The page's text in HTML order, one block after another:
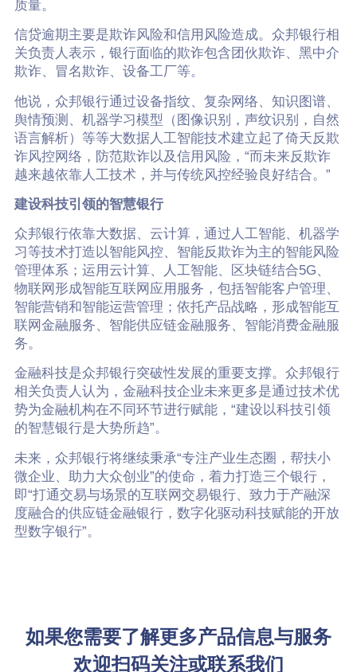
质量。
信贷逾期主要是欺诈风险和信用风险造成。众邦银行相
关负责人表示，银行面临的欺诈包含团伙欺诈、黑中介
欺诈、冒名欺诈、设备工厂等。
他说，众邦银行通过设备指纹、复杂网络、知识图谱、
舆情预测、机器学习模型（图像识别，声纹识别，自然
语言解析）等等大数据人工智能技术建立起了倚天反欺
诈风控网络，防范欺诈以及信用风险，“而未来反欺诈
越来越依靠人工技术，并与传统风控经验良好结合。”
建设科技引领的智慧银行
众邦银行依靠大数据、云计算，通过人工智能、机器学
习等技术打造以智能风控、智能反欺诈为主的智能风险
管理体系；运用云计算、人工智能、区块链结合5G、
物联网形成智能互联网应用服务，包括智能客户管理、
智能营销和智能运营管理；依托产品战略，形成智能互
联网金融服务、智能供应链金融服务、智能消费金融服
务。
金融科技是众邦银行突破性发展的重要支撑。众邦银行
相关负责人认为，金融科技企业未来更多是通过技术优
势为金融机构在不同环节进行赋能，“建设以科技引领
的智慧银行是大势所趋”。
未来，众邦银行将继续秉承“专注产业生态圈，帮扶小
微企业、助力大众创业”的使命，着力打造三个银行，
即“打通交易与场景的互联网交易银行、致力于产融深
度融合的供应链金融银行，数字化驱动科技赋能的开放
型数字银行”。
如果您需要了解更多产品信息与服务
欢迎扫码关注或联系我们